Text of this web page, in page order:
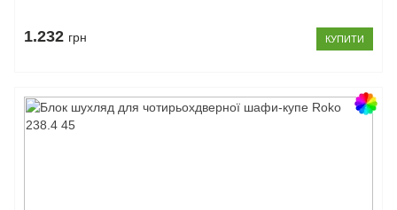
1.232 грн КУПИТИ